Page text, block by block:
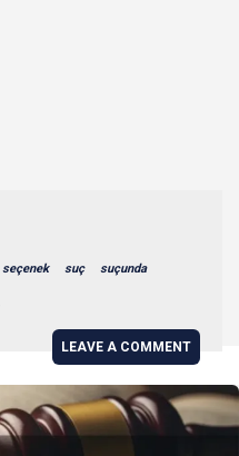
seçenek suç suçunda
LEAVE A COMMENT